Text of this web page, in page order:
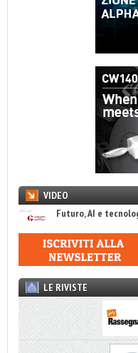
VIDEO
Futuro, AI e
LE RIVISTE